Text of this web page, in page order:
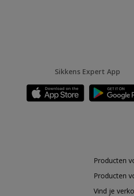
Sikkens Expert App
Producten
Producten
Vind je